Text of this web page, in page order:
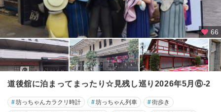
66
道後舘に泊まってまったり☆見残し巡り2026年5月⑥-2
#坊っちゃんカラクリ時計 #坊っちゃん列車 #街歩き